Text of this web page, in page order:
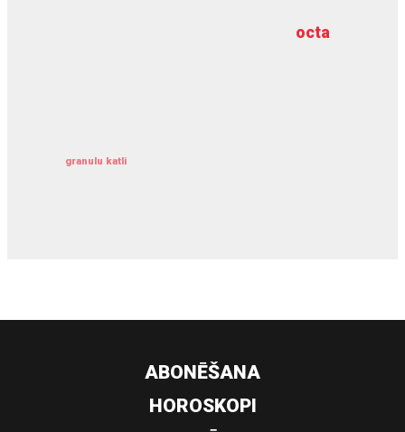
octa
granulu katli
dziļurbums
ABONĒŠANA
HOROSKOPI